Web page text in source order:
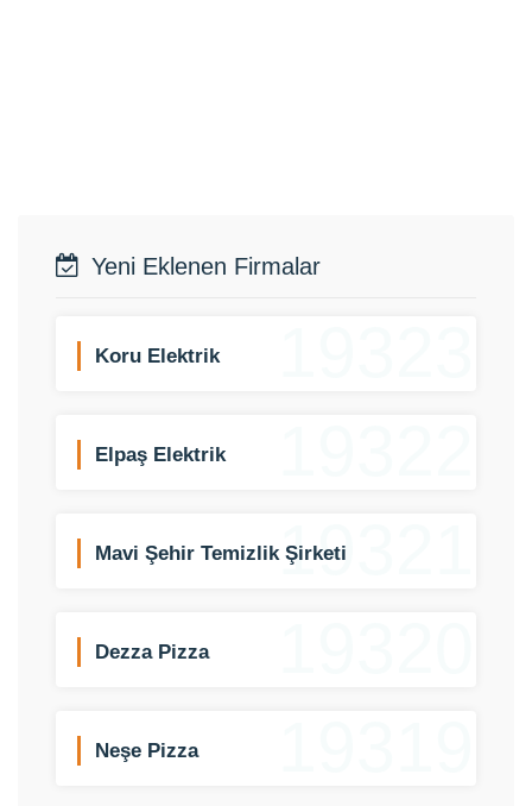
Yeni Eklenen Firmalar
Koru Elektrik
Elpaş Elektrik
19321
Mavi Şehir Temizlik Şirketi
Dezza Pizza
Neşe Pizza